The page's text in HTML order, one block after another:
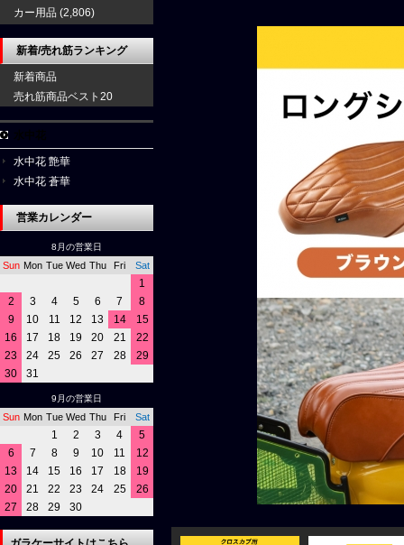
カー用品 (2,806)
新着/売れ筋ランキング
新着商品
売れ筋商品ベスト20
水中花 艶華
水中花 蒼華
営業カレンダー
8月の営業日
Sun Mon Tue Wed Thu Fri Sat
1
2
3 4 5 6 7
8
9
10 11 12 13 14
15
16
17 18 19 20 21
22
23
24 25 26 27 28
29
30
31
9月の営業日
Sun Mon Tue Wed Thu Fri Sat
1 2 3 4
5
6
7 8 9 10 11
12
13
14 15 16 17 18
19
20
21 22 23 24 25
26
27
28 29 30